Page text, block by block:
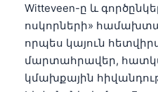
Witteveen-ը և
ոսկորների»
որպես կայուն
մարտահրավեր,
կմախքային